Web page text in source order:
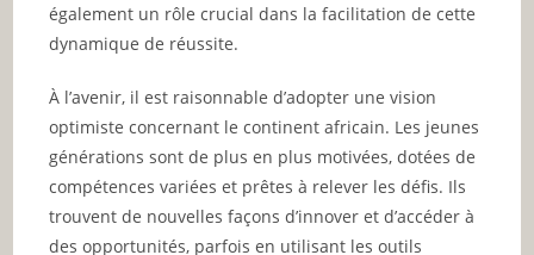
également un rôle crucial dans la facilitation de cette
dynamique de réussite.
À l’avenir, il est raisonnable d’adopter une vision
optimiste concernant le continent africain. Les jeunes
générations sont de plus en plus motivées, dotées de
compétences variées et prêtes à relever les défis. Ils
trouvent de nouvelles façons d’innover et d’accéder à
des opportunités, parfois en utilisant les outils